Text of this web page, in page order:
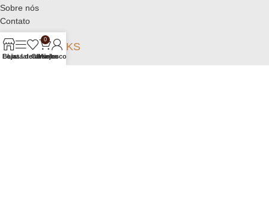
Sobre nós
Contato
NOSSOS LINKS
Loja
Barra lateral
Lista de desejos
0
Carrinho
Minha conta